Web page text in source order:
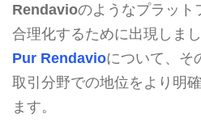
Rendavioのようなプラット
合理化するために出現しま
Pur Rendavioについて、そ
取引分野での地位をより明
ます。